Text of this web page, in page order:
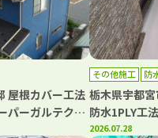
屋根カバー工法
パーガルテク
その他施工 防
栃木県宇都
防水1PLY工法
2026.07.28